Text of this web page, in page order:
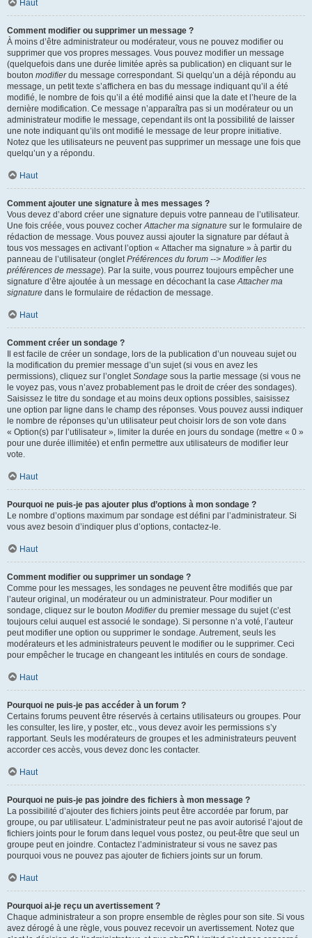
Haut
Comment modifier ou supprimer un message ?
À moins d’être administrateur ou modérateur, vous ne pouvez modifier ou
supprimer que vos propres messages. Vous pouvez modifier un message
(quelquefois dans une durée limitée après sa publication) en cliquant sur le
bouton modifierdu message correspondant. Si quelqu’un a déjà répondu au
message, un petit texte s’affichera en bas du message indiquant qu’il a été
modifié, le nombre de fois qu’il a été modifié ainsi que la date et l’heure de la
dernière modification. Ce message n’apparaîtra pas si un modérateur ou un
administrateur modifie le message, cependant ils ont la possibilité de laisser
une note indiquant qu’ils ont modifié le message de leur propre initiative.
Notez que les utilisateurs ne peuvent pas supprimer un message une fois que
quelqu’un y a répondu.
Haut
Comment ajouter une signature à mes messages ?
Vous devez d’abord créer une signature depuis votre panneau de l’utilisateur.
Une fois créée, vous pouvez cocherAttacher ma signature sur le formulaire de
rédaction de message. Vous pouvez aussi ajouter la signature par défaut à
tous vos messages en activant l’option « Attacher ma signature » à partir du
panneau de l’utilisateur (ongletPréférences du forum --> Modifier les
préférences de message). Par la suite, vous pourrez toujours empêcher une
signature d’être ajoutée à un message en décochant la caseAttacher ma
signature dans le formulaire de rédaction de message.
Haut
Comment créer un sondage ?
Il est facile de créer un sondage, lors de la publication d’un nouveau sujet ou
la modification du premier message d’un sujet (si vous en avez les
permissions), cliquez sur l’ongletSondage sous la partie message (si vous ne
le voyez pas, vous n’avez probablement pas le droit de créer des sondages).
Saisissez le titre du sondage et au moins deux options possibles, saisissez
une option par ligne dans le champ des réponses. Vous pouvez aussi indiquer
le nombre de réponses qu’un utilisateur peut choisir lors de son vote dans
« Option(s) par l’utilisateur », limiter la durée en jours du sondage (mettre « 0 »
pour une durée illimitée) et enfin permettre aux utilisateurs de modifier leur
vote.
Haut
Pourquoi ne puis-je pas ajouter plus d’options à mon sondage ?
Le nombre d’options maximum par sondage est défini par l’administrateur. Si
vous avez besoin d’indiquer plus d’options, contactez-le.
Haut
Comment modifier ou supprimer un sondage ?
Comme pour les messages, les sondages ne peuvent être modifiés que par
l’auteur original, un modérateur ou un administrateur. Pour modifier un
sondage, cliquez sur le bouton Modifierdu premier message du sujet (c’est
toujours celui auquel est associé le sondage). Si personne n’a voté, l’auteur
peut modifier une option ou supprimer le sondage. Autrement, seuls les
modérateurs et les administrateurs peuvent le modifier ou le supprimer. Ceci
pour empêcher le trucage en changeant les intitulés en cours de sondage.
Haut
Pourquoi ne puis-je pas accéder à un forum ?
Certains forums peuvent être réservés à certains utilisateurs ou groupes. Pour
les consulter, les lire, y poster, etc., vous devez avoir les permissions s’y
rapportant. Seuls les modérateurs de groupes et les administrateurs peuvent
accorder ces accès, vous devez donc les contacter.
Haut
Pourquoi ne puis-je pas joindre des fichiers à mon message ?
La possibilité d’ajouter des fichiers joints peut être accordée par forum, par
groupe, ou par utilisateur. L’administrateur peut ne pas avoir autorisé l’ajout de
fichiers joints pour le forum dans lequel vous postez, ou peut-être que seul un
groupe peut en joindre. Contactez l’administrateur si vous ne savez pas
pourquoi vous ne pouvez pas ajouter de fichiers joints sur un forum.
Haut
Pourquoi ai-je reçu un avertissement ?
Chaque administrateur a son propre ensemble de règles pour son site. Si vous
avez dérogé à une règle, vous pouvez recevoir un avertissement. Notez que